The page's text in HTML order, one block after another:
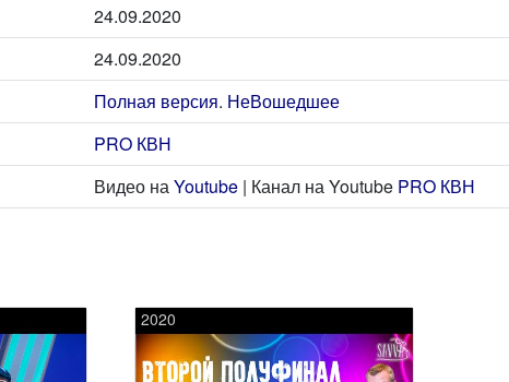
24.09.2020
24.09.2020
Полная версия. НеВошедшее
PRO КВН
Видео наYoutube | Канал на Youtube PRO КВН
2020